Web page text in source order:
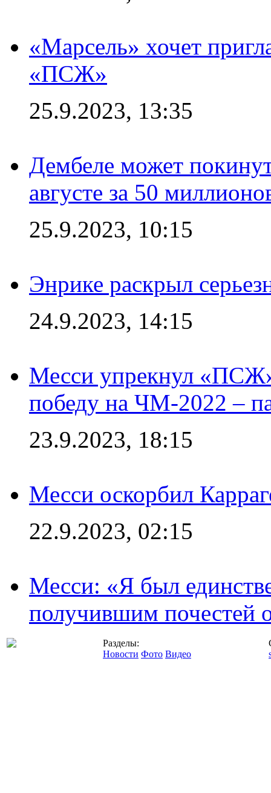
«Марсель» хочет
«ПСЖ»
25.9.2023, 13:35
Дембеле может
августе за 50
25.9.2023, 10:15
Энрике раскрыл
24.9.2023, 14:15
Месси упрекнул «ПСЖ»
победу на ЧМ-2022 –
23.9.2023, 18:15
Месси оскорбил
22.9.2023, 02:15
Месси: «Я был
получившим почестей
Разделы:
Новости Фото Видео